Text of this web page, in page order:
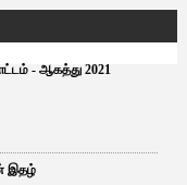
- ஆகத்து 2021
இதழ்